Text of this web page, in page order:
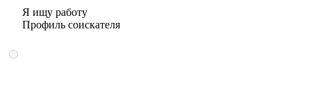
Я ищу работу
Профиль соискателя